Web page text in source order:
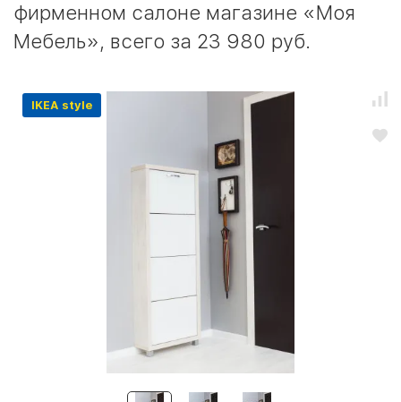
фирменном салоне магазине «Моя
Мебель», всего за 23 980 руб.
IKEA style